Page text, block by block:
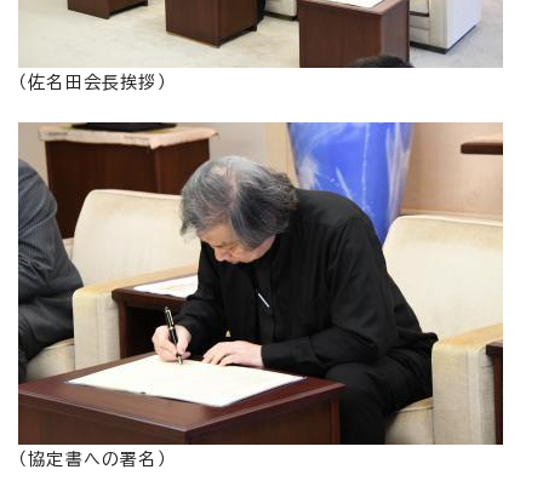
（佐名田会長挨拶）
（協定書への署名）